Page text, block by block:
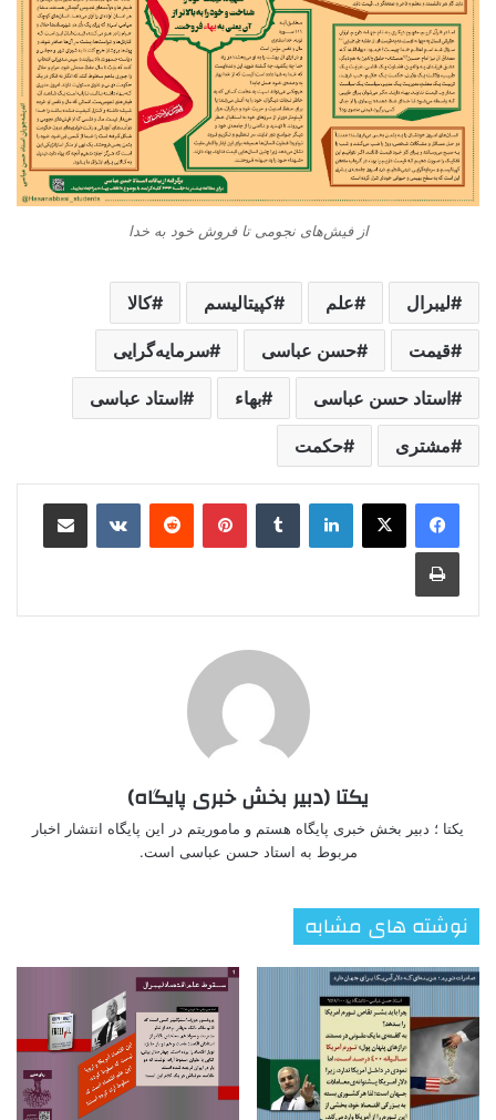
از فیش‌های نجومی تا فروش خود به خدا
لیبرال علم کپیتالیسم کالا
قیمت حسن عباسی سرمایه‌گرایی
استاد حسن عباسی بهاء استاد عباسی
مشتری حکمت
لینکدین ‫تامبلر ‫پین‌ترست‫رددیت ‫VKontakteاشتراک گذاری از طریق ایمیل
چاپ
یکتا (دبیر بخش خبری پایگاه)
یکتا ؛ دبیر بخش خبری پایگاه هستم و ماموریتم در این پایگاه انتشار اخبار
مربوط به استاد حسن عباسی است.
نوشته های مشابه